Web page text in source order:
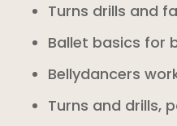
Turns drills and
Ballet basics for
Bellydancers
Turns and drills,